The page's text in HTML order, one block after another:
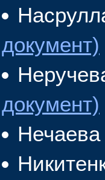
документ)
документ)